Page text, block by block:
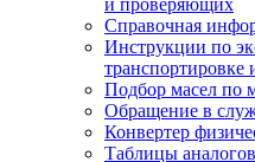
и проверяющих
Справочная
Инструкции по
транспортировке
Подбор масел по
Обращение в
Конвертер
Таблицы